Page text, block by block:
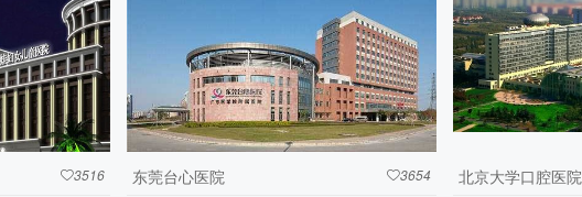
3516 东莞台心医院 3654 北京大学口腔医院